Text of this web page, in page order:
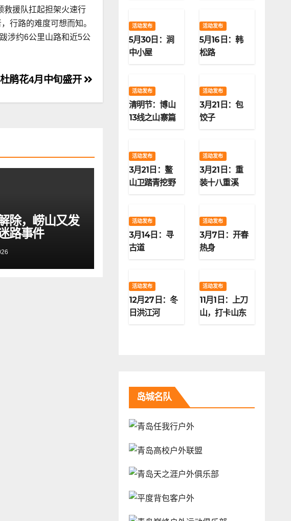
救援队扛起担架火速行
行路的难度可想而知。
涉约6公里山路和近5公
杜鹃花4月中旬盛开
除，崂山又发
路事件
活动发布
5月30日：涧
中小屋
活动发布
5月16日：韩
松路
活动发布
清明节：博山
13线之山寨篇
活动发布
3月21日：包
饺子
活动发布
3月21日：鳌
山卫踏青挖野
活动发布
3月21日：重
装十八重溪
活动发布
3月14日：寻
古道
活动发布
3月7日：开春
热身
活动发布
12月27日：冬
日洪江河
活动发布
11月1日：上刀
山，打卡山东
岛城名队